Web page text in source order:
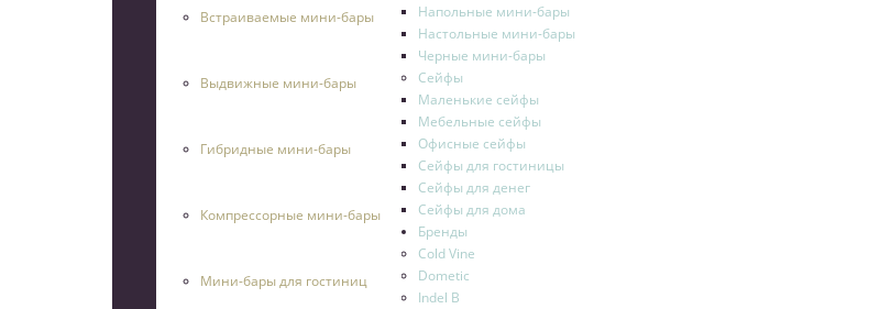
Встраиваемые мини-бары
Выдвижные мини-бары
Гибридные мини-бары
Компрессорные мини-бары
Мини-бары для гостиниц
Напольные мини-бары
Настольные мини-бары
Черные мини-бары
Сейфы
Маленькие сейфы
Мебельные сейфы
Офисные сейфы
Сейфы для гостиницы
Сейфы для денег
Сейфы для дома
Бренды
Cold Vine
Dometic
Indel B